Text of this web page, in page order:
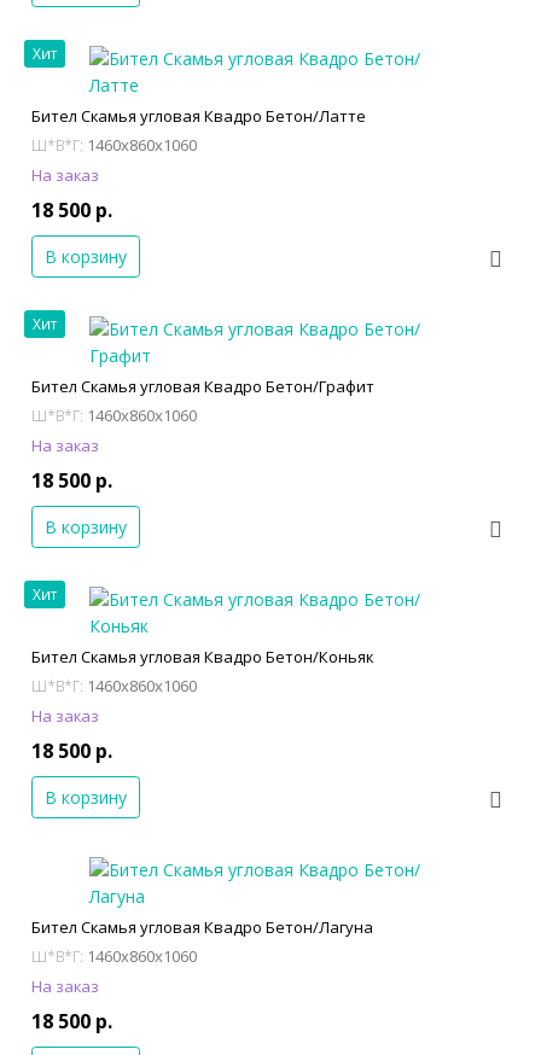
Хит
Бител Скамья угловая Квадро Бетон/Латте
Ш*В*Г: 1460x860x1060
На заказ
18 500 р.
В корзину
Хит
Бител Скамья угловая Квадро Бетон/Графит
Ш*В*Г: 1460x860x1060
На заказ
18 500 р.
В корзину
Хит
Бител Скамья угловая Квадро Бетон/Коньяк
Ш*В*Г: 1460x860x1060
На заказ
18 500 р.
В корзину
Бител Скамья угловая Квадро Бетон/Лагуна
Ш*В*Г: 1460x860x1060
На заказ
18 500 р.